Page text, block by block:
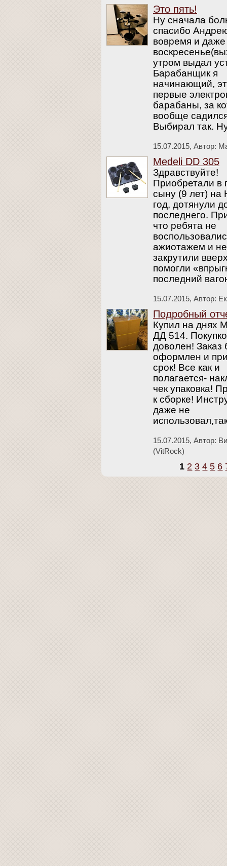
Это пять!
Ну сначала
спасибо
вовремя и даже
утром выдал
Барабанщик я
начинающий,
первые
барабаны, за
вообще
Выбирал так.
15.07.2015, Автор:
Medeli DD 305
Здравствуйте!
Приобретали в
сыну (9 лет) на
год, дотянули
последнего.
что ребята не
ажиотажем и не
закрутили
помогли
последний
15.07.2015, Автор:
Подробный
Купил на днях
ДД 514.
доволен! Заказ
оформлен и
срок! Все как и
полагается-
чек упаковка!
к сборке!
даже не
15.07.2015, Автор:
(VitRock)
1 2 3 4 5 6